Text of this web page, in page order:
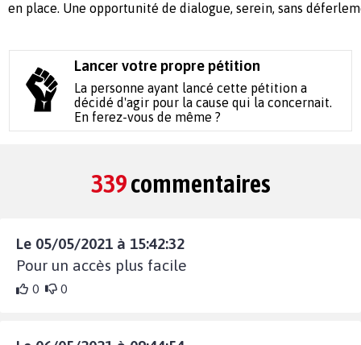
en place. Une opportunité de dialogue, serein, sans
Lancer votre propre pétition
La personne ayant lancé cette pétition a
décidé d'agir pour la cause qui la concernait.
En ferez-vous de même ?
339commentaires
Le 05/05/2021 à 15:42:32
Pour un accès plus facile
0 0